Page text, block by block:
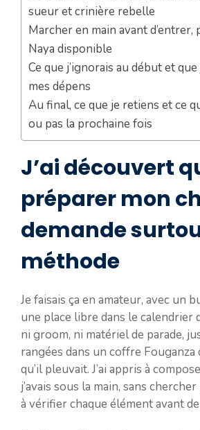
sueur et crinière rebelle
Marcher en main avant
Naya disponible
Ce que j’ignorais au début et que
mes dépens
Au final, ce que je retiens et ce
ou pas la prochaine fois
J’ai découvert
préparer mon
demande
méthode
Je faisais ça en amateur, avec un
une place libre dans le calendrier
ni groom, ni matériel de parade,
rangées dans un coffre Fouganza
qu’il pleuvait. J’ai appris à
j’avais sous la main, sans
à vérifier chaque élément avant